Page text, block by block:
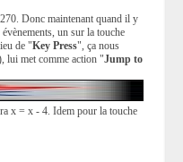
Donc maintenant quand il y
un sur la touche
de "Key Press", ça nous
lui met comme action "Jump to
x = x - 4. Idem pour la touche